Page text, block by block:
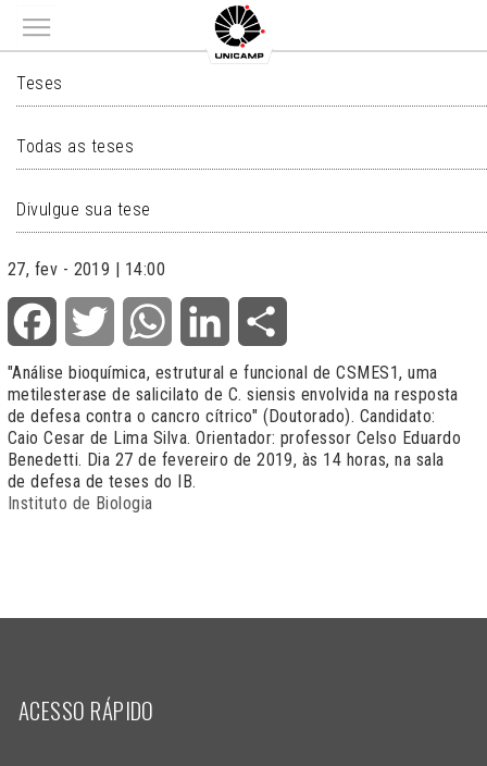
Main menu
TESES
Teses
Todas as teses
Divulgue sua tese
27, fev - 2019 | 14:00
Facebook Twitter WhatsApp LinkedIn
"Análise bioquímica, estrutural e funcional de CSMES1, uma
metilesterase de salicilato de C. siensis envolvida na resposta
de defesa contra o cancro cítrico" (Doutorado). Candidato:
Caio Cesar de Lima Silva. Orientador: professor Celso Eduardo
Benedetti. Dia 27 de fevereiro de 2019, às 14 horas, na sala
de defesa de teses do IB.
Instituto de Biologia
ACESSO RÁPIDO